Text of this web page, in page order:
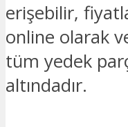
erişebilir,
online olarak
tüm yedek
altındadır.